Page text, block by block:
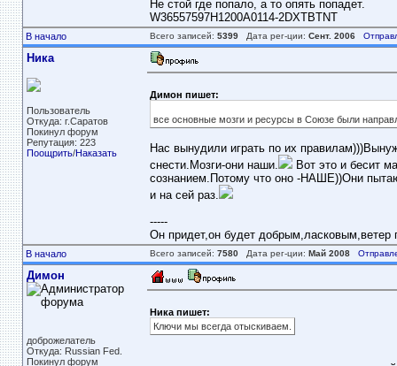
Не стой где попало, а то опять попадет.
W36557597H1200A0114-2DXTBTNT
В начало Всего записей: 5399Дата рег-ции: Сент. 2006
Ника
Пользователь
Откуда: г.Саратов
Покинул форум
Репутация: 223
Поощрить/Наказать
Димон пишет:
все основные мозги и ресурсы в Союзе были
Нас вынудили играть по их
снести.Мозги-они наши.
Вот это и бесит
сознанием.Потому что оно -НАШЕ))Они
и на сей раз.
-----
Он придет,он будет добрым,ласковым,ветер
В начало Всего записей: 7580Дата рег-ции: Май 2008
Димон
доброжелатель
Откуда: Russian Fed.
Покинул форум
Ника пишет:
Ключи мы всегда отыскиваем.